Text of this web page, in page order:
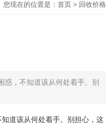
您现在的位置是： 首页 > 回收价格
，不知道该从何处着手。别
道该从何处着手。别担心，这